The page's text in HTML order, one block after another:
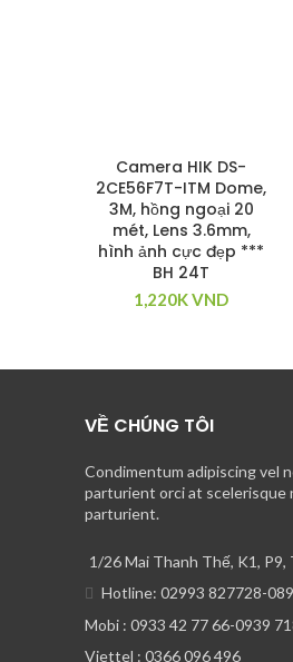
Camera HIK DS-
2CE56F7T-ITM Dome,
3M, hồng ngoại 20
mét, Lens 3.6mm,
hình ảnh cực đẹp ***
BH 24T
1,220KVND
VỀ CHÚNG TÔI
Condimentum adipiscing vel
parturient orci at scelerisque
parturient.
1/26 Mai Thanh Thế, K1, P9,
Hotline: 02993 827728-
Mobi : 0933 42 77 66-0939
Viettel : 0366 096 496